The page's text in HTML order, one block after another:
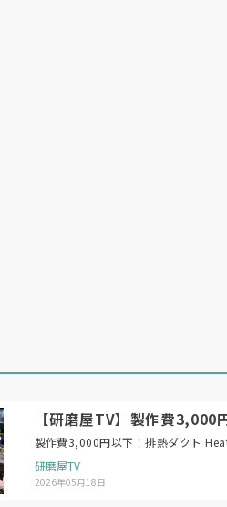
【研磨屋TV】製作費
製作
研磨屋TV
2026年05月18日